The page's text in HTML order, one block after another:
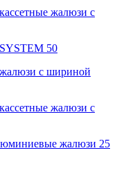
жалюзи с
50
с шириной
жалюзи с
жалюзи 25